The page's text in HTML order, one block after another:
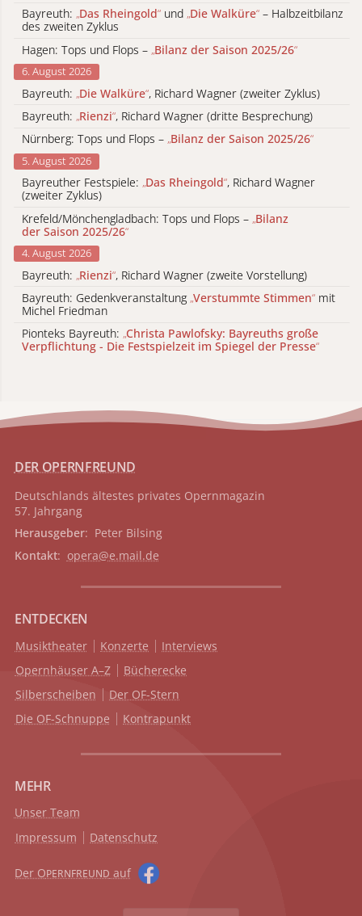
Bayreuth: „Das Rheingold“ und „Die Walküre“ – Halbzeitbilanz
des zweiten Zyklus
Hagen: Tops und Flops – „Bilanz der Saison 2025/26“
6. August 2026
Bayreuth: „Die Walküre“, Richard Wagner (zweiter Zyklus)
Bayreuth: „Rienzi“, Richard Wagner (dritte Besprechung)
Nürnberg: Tops und Flops – „Bilanz der Saison 2025/26“
5. August 2026
Bayreuther Festspiele: „Das Rheingold“, Richard Wagner
(zweiter Zyklus)
Krefeld/Mönchengladbach: Tops und Flops – „Bilanz
der Saison 2025/26“
4. August 2026
Bayreuth: „Rienzi“, Richard Wagner (zweite Vorstellung)
Bayreuth: Gedenkveranstaltung „Verstummte Stimmen“ mit
Michel Friedman
Pionteks Bayreuth: „Christa Pawlofsky: Bayreuths große
Verpflichtung - Die Festspielzeit im Spiegel der Presse“
DER OPERNFREUND
Deutschlands ältestes privates Opernmagazin
57. Jahrgang
Herausgeber: Peter Bilsing
Kontakt: opera@e.mail.de
ENTDECKEN
Musiktheater Konzerte
Interviews
Opernhäuser A–Z
Bücherecke
Silberscheiben
Der OF-Stern
Die OF-Schnuppe
Kontrapunkt
MEHR
Unser Team
Impressum
Datenschutz
Der OPERNFREUND auf